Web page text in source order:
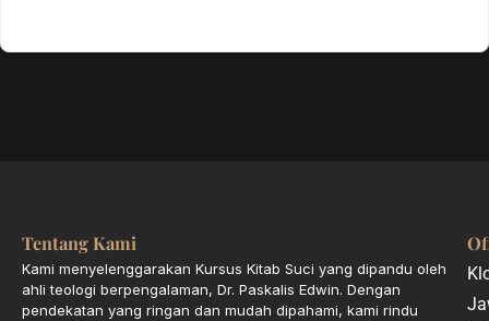
Tentang Kami
Kami menyelenggarakan Kursus Kitab Suci yang dipandu oleh
ahli teologi berpengalaman, Dr. Paskalis Edwin. Dengan
pendekatan yang ringan dan mudah dipahami, kami rindu